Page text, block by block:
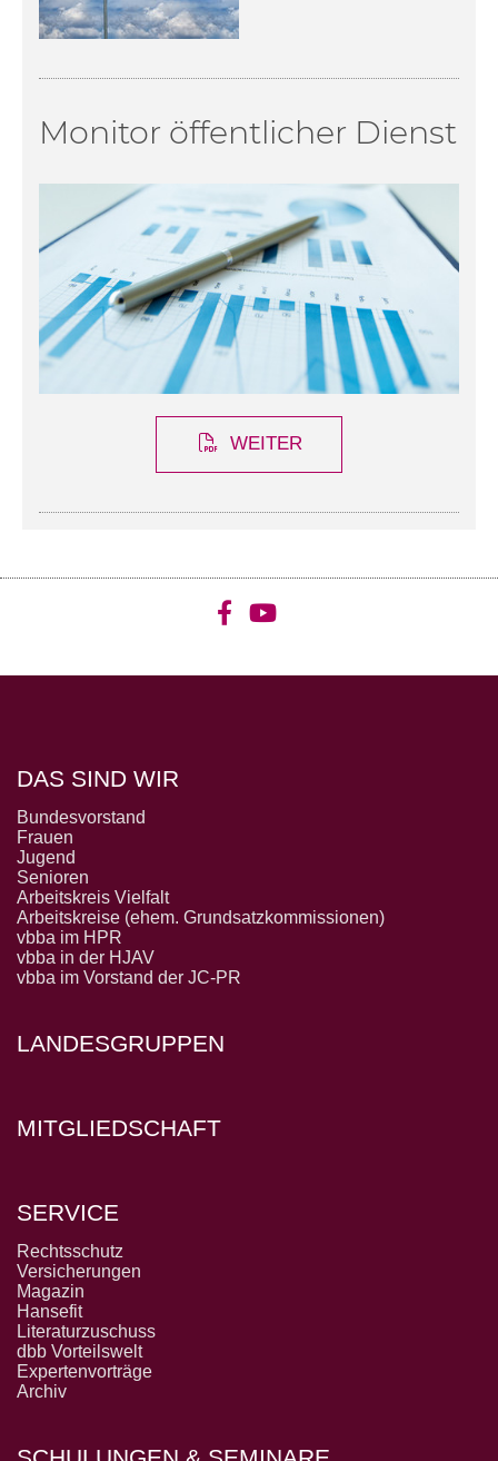
Monitor öffentlicher Dienst
WEITER
DAS SIND WIR
Bundesvorstand
Frauen
Jugend
Senioren
Arbeitskreis Vielfalt
Arbeitskreise (ehem. Grundsatzkommissionen)
vbba im HPR
vbba in der HJAV
vbba im Vorstand der JC-PR
LANDESGRUPPEN
MITGLIEDSCHAFT
SERVICE
Rechtsschutz
Versicherungen
Magazin
Hansefit
Literaturzuschuss
dbb Vorteilswelt
Expertenvorträge
Archiv